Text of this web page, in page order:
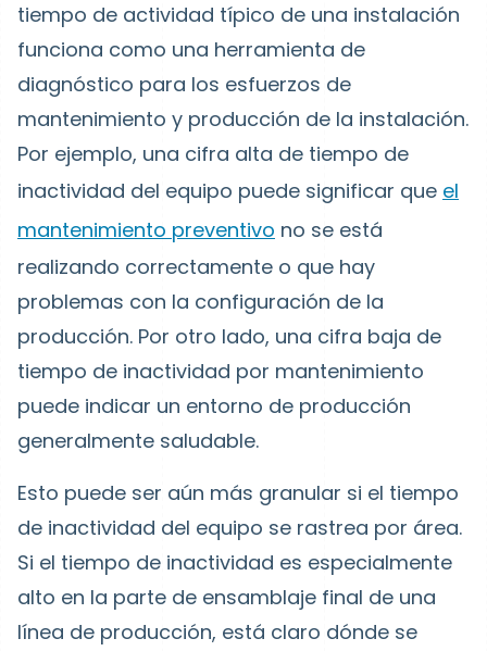
tiempo de actividad típico de una instalación
funciona como una herramienta de
diagnóstico para los esfuerzos de
mantenimiento y producción de la instalación.
Por ejemplo, una cifra alta de tiempo de
inactividad del equipo puede significar que el
mantenimiento preventivo no se está
realizando correctamente o que hay
problemas con la configuración de la
producción. Por otro lado, una cifra baja de
tiempo de inactividad por mantenimiento
puede indicar un entorno de producción
generalmente saludable.
Esto puede ser aún más granular si el tiempo
de inactividad del equipo se rastrea por área.
Si el tiempo de inactividad es especialmente
alto en la parte de ensamblaje final de una
línea de producción, está claro dónde se